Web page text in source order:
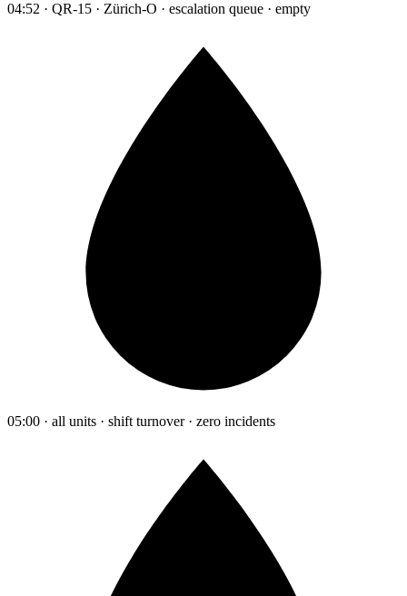
04:52 · QR-15 · Zürich-O · escalation queue · empty
05:00 · all units · shift turnover · zero incidents